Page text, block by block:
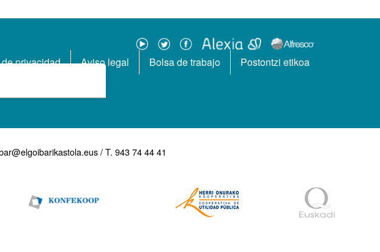
privacidad Aviso legal Bolsa de trabajo Postontzi etikoa
/ T. 943 74 44 41